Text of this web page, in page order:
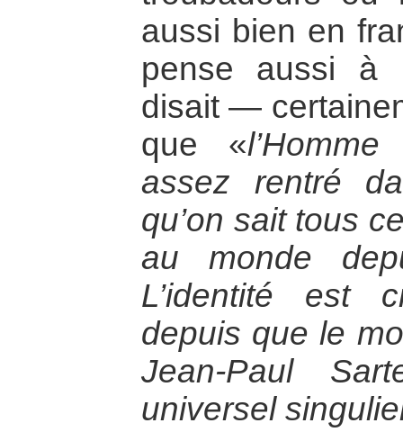
aussi bien en
pense aussi à
disait —
que «
assez rentré
qu’on sait tous
au monde
L’identité est
depuis que le
Jean-Paul
universel